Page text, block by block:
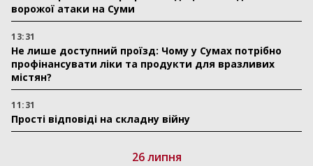
ворожої атаки на Суми
13:31
Не лише доступний проїзд: Чому у Сумах потрібно
профінансувати ліки та продукти для вразливих
містян?
11:31
Прості відповіді на складну війну
26 липня